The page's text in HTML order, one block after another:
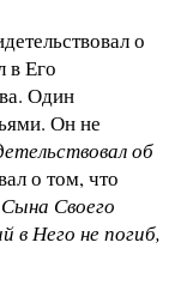
о
в Его
Один
Он не
об
о том, что
Своего
в Него не погиб,